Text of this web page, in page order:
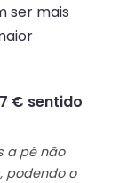
ser mais
€ sentido
a pé não
podendo o